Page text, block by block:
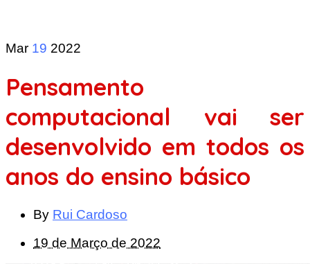
Mar 19 2022
Pensamento
computacional vai ser
desenvolvido em todos os
anos do ensino básico
By Rui Cardoso
19 de Março de 2022